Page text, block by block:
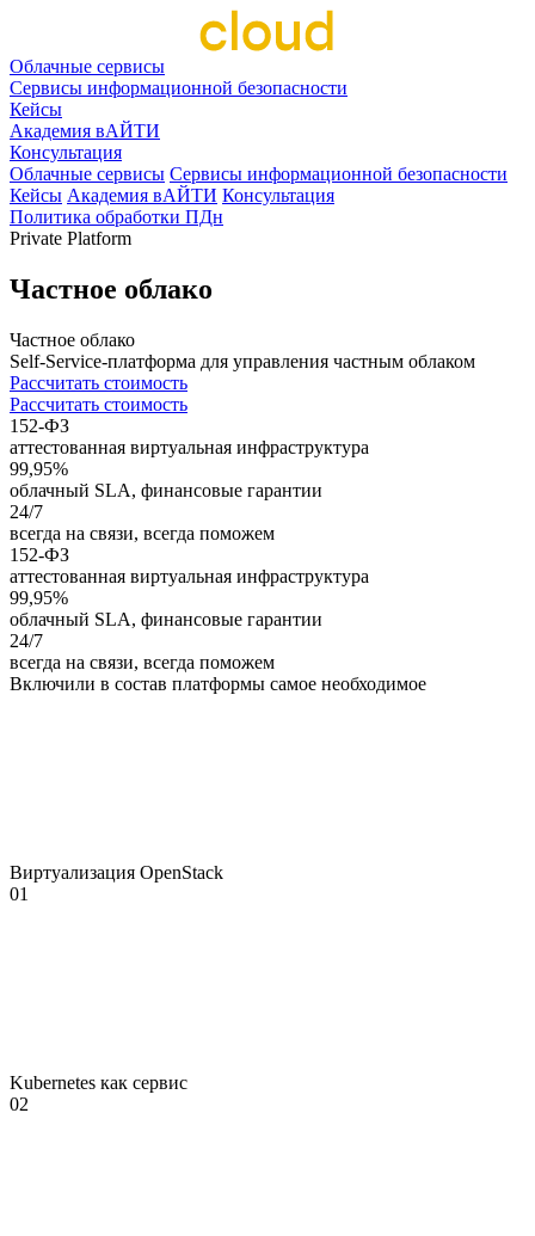
Облачные сервисы
Сервисы информационной безопасности
Кейсы
Академия вАЙТИ
Консультация
Облачные сервисы Сервисы информационной безопасности
Кейсы Академия вАЙТИ Консультация
Политика обработки ПДн
Private Platform
Частное облако
Частное облако
Self-Service-платформа для управления частным облаком
Рассчитать стоимость
Рассчитать стоимость
152-ФЗ
аттестованная виртуальная инфраструктура
99,95%
облачный SLA, финансовые гарантии
24/7
всегда на связи, всегда поможем
152-ФЗ
аттестованная виртуальная инфраструктура
99,95%
облачный SLA, финансовые гарантии
24/7
всегда на связи, всегда поможем
Включили в состав платформы самое необходимое
Виртуализация OpenStack
01
Kubernetes как сервис
02